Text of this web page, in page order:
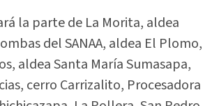
la parte de La Morita, aldea
del SANAA, aldea El Plomo,
aldea Santa María Sumasapa,
cerro Carrizalito, Procesadora